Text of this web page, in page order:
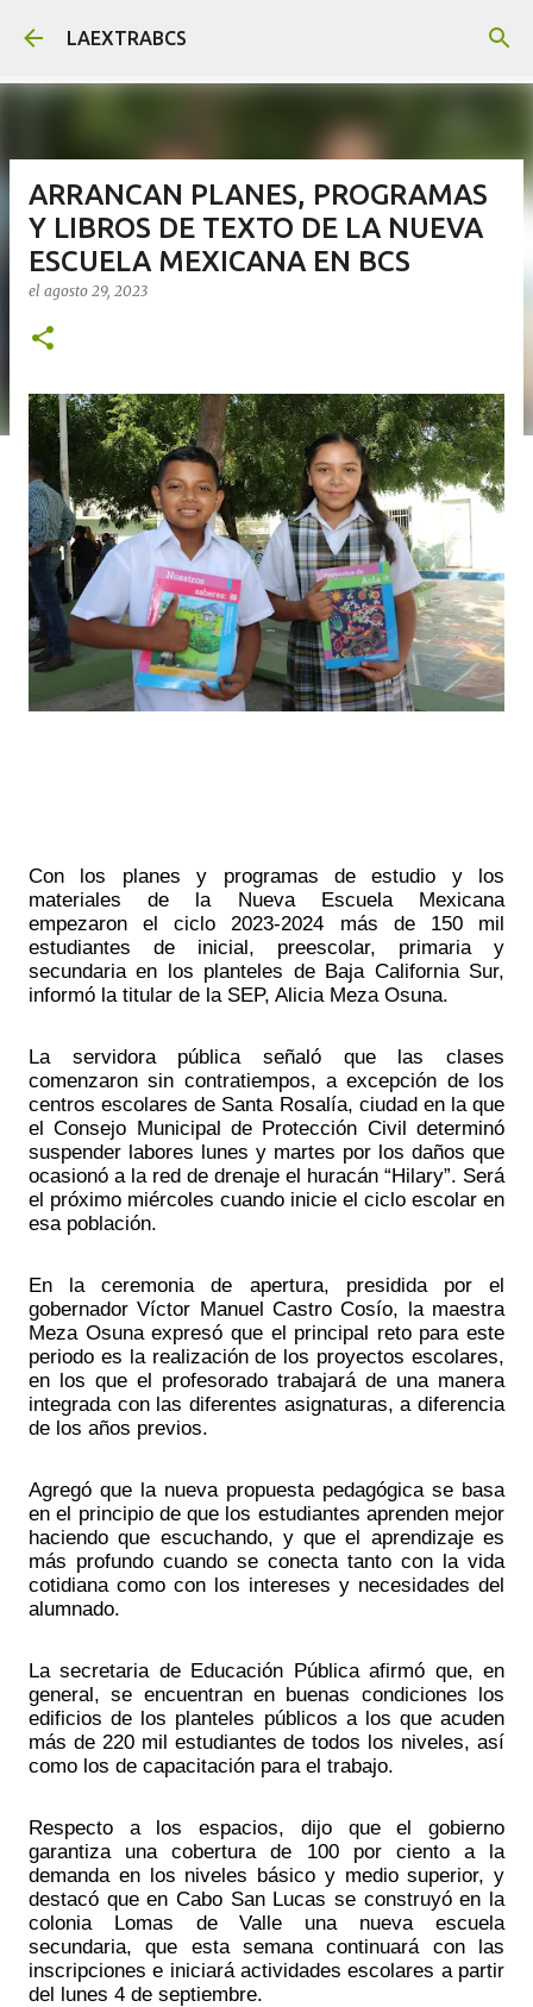
Ir al contenido principal
LAEXTRABCS
ARRANCAN PLANES, PROGRAMAS
Y LIBROS DE TEXTO DE LA NUEVA
ESCUELA MEXICANA EN BCS
el agosto 29, 2023
Con los planes y programas de estudio y los
materiales de la Nueva Escuela Mexicana
empezaron el ciclo 2023-2024 más de 150 mil
estudiantes de inicial, preescolar, primaria y
secundaria en los planteles de Baja California Sur,
informó la titular de la SEP, Alicia Meza Osuna.
La servidora pública señaló que las clases
comenzaron sin contratiempos, a excepción de los
centros escolares de Santa Rosalía, ciudad en la que
el Consejo Municipal de Protección Civil determinó
suspender labores lunes y martes por los daños que
ocasionó a la red de drenaje el huracán “Hilary”. Será
el próximo miércoles cuando inicie el ciclo escolar en
esa población.
En la ceremonia de apertura, presidida por el
gobernador Víctor Manuel Castro Cosío, la maestra
Meza Osuna expresó que el principal reto para este
periodo es la realización de los proyectos escolares,
en los que el profesorado trabajará de una manera
integrada con las diferentes asignaturas, a diferencia
de los años previos.
Agregó que la nueva propuesta pedagógica se basa
en el principio de que los estudiantes aprenden mejor
haciendo que escuchando, y que el aprendizaje es
más profundo cuando se conecta tanto con la vida
cotidiana como con los intereses y necesidades del
alumnado.
La secretaria de Educación Pública afirmó que, en
general, se encuentran en buenas condiciones los
edificios de los planteles públicos a los que acuden
más de 220 mil estudiantes de todos los niveles, así
como los de capacitación para el trabajo.
Respecto a los espacios, dijo que el gobierno
garantiza una cobertura de 100 por ciento a la
demanda en los niveles básico y medio superior, y
destacó que en Cabo San Lucas se construyó en la
colonia Lomas de Valle una nueva escuela
secundaria, que esta semana continuará con las
inscripciones e iniciará actividades escolares a partir
del lunes 4 de septiembre.